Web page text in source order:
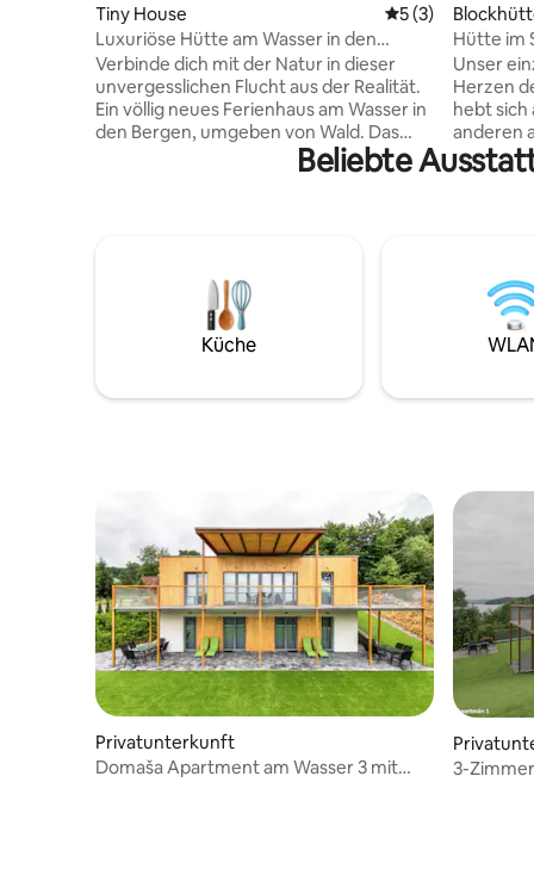
Tiny House
5 (3)
Luxuriöse Hütte am Wasser in den
Bergen
Verbinde dich mit der Natur in dieser
unvergesslichen Flucht aus der Realität.
Ein völlig neues Ferienhaus am Wasser in
den Bergen, umgeben von Wald. Das
Grundstück ist eingezäunt, es befinden
sich 3 Ferienhäuser darauf. Jedes hat
einen Kamin und einen Kessel, sodass die
Privatsphäre der Gäste in den
Ferienhäusern gewahrt bleibt. Der
Whirlpool ist inbegriffen, aber das Holz,
benötigt wird, wird extra bezahlt. Wir
Hütte im
Unser
Herzen
hebt sich
anderen
Tal,
einen
Sommer
Beliebte
Küche
Privatunterkunft
Domaša Apartment am Wasser 3 mit
3-